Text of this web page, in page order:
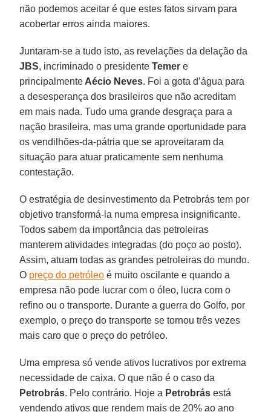
não podemos aceitar é que estes fatos sirvam para
acobertar erros ainda maiores.
Juntaram-se a tudo isto, as revelações da delação da
JBS, incriminado o presidenteTemer e
principalmente Aécio Neves. Foi a gota d’água para
a desesperança dos brasileiros que não acreditam
em mais nada. Tudo uma grande desgraça para a
nação brasileira, mas uma grande oportunidade para
os vendilhões-da-pátria que se aproveitaram da
situação para atuar praticamente sem nenhuma
contestação.
O estratégia de desinvestimento da Petrobrás tem por
objetivo transformá-la numa empresa insignificante.
Todos sabem da importância das petroleiras
manterem atividades integradas (do poço ao posto).
Assim, atuam todas as grandes petroleiras do mundo.
O preço do petróleo é muito oscilante e quando a
empresa não pode lucrar com o óleo, lucra com o
refino ou o transporte. Durante a guerra do Golfo, por
exemplo, o preço do transporte se tornou três vezes
mais caro que o preço do petróleo.
Uma empresa só vende ativos lucrativos por extrema
necessidade de caixa. O que não é o caso da
Petrobrás. Pelo contrário. Hoje a Petrobrás está
vendendo ativos que rendem mais de 20% ao ano